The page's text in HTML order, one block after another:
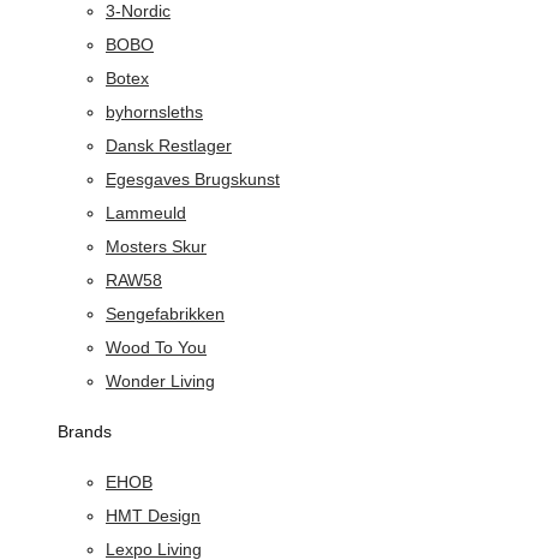
3-Nordic
BOBO
Botex
byhornsleths
Dansk Restlager
Egesgaves Brugskunst
Lammeuld
Mosters Skur
RAW58
Sengefabrikken
Wood To You
Wonder Living
Brands
EHOB
HMT Design
Lexpo Living